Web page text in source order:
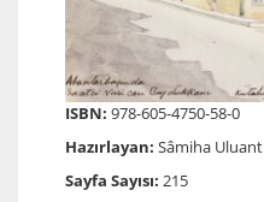
ISBN: 978-605-4750-58-0
Hazırlayan: Sâmiha Uluant
Sayfa Sayısı: 215